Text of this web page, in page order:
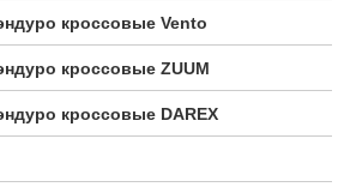
кроссовые Vento
кроссовые ZUUM
кроссовые DAREX